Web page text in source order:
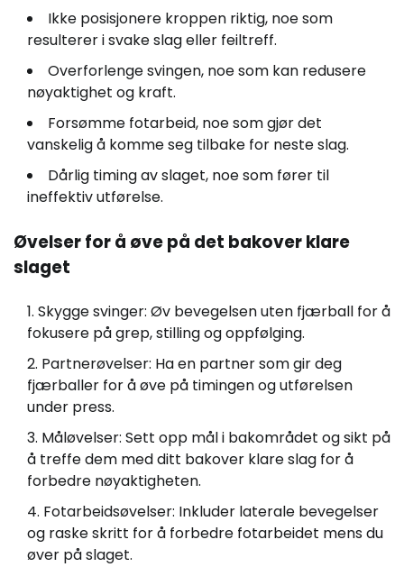
Ikke posisjonere kroppen riktig, noe som
resulterer i svake slag eller feiltreff.
Overforlenge svingen, noe som kan redusere
nøyaktighet og kraft.
Forsømme fotarbeid, noe som gjør det
vanskelig å komme seg tilbake for neste slag.
Dårlig timing av slaget, noe som fører til
ineffektiv utførelse.
Øvelser for å øve på det bakover klare
slaget
Skygge svinger: Øv bevegelsen uten fjærball for å
fokusere på grep, stilling og oppfølging.
Partnerøvelser: Ha en partner som gir deg
fjærballer for å øve på timingen og utførelsen
under press.
Måløvelser: Sett opp mål i bakområdet og sikt på
å treffe dem med ditt bakover klare slag for å
forbedre nøyaktigheten.
Fotarbeidsøvelser: Inkluder laterale bevegelser
og raske skritt for å forbedre fotarbeidet mens du
øver på slaget.